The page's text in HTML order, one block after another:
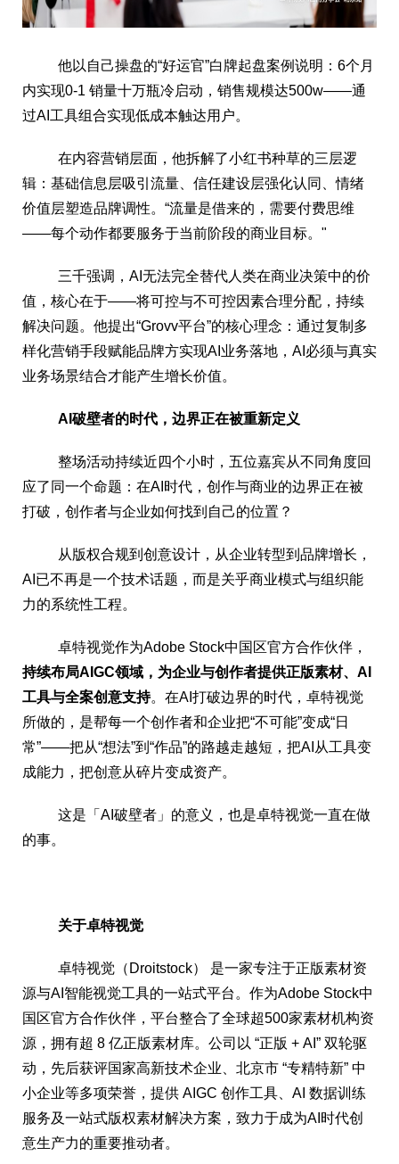
他以自己操盘的“好运官”白牌起盘案例说明：6个月
内实现0-1 销量十万瓶冷启动，销售规模达500w——通
过AI工具组合实现低成本触达用户。
在内容营销层面，他拆解了小红书种草的三层逻
辑：基础信息层吸引流量、信任建设层强化认同、情绪
价值层塑造品牌调性。“流量是借来的，需要付费思维
——每个动作都要服务于当前阶段的商业目标。"
三千强调，AI无法完全替代人类在商业决策中的价
值，核心在于——将可控与不可控因素合理分配，持续
解决问题。他提出“Grovv平台”的核心理念：通过复制多
样化营销手段赋能品牌方实现AI业务落地，AI必须与真实
业务场景结合才能产生增长价值。
AI破壁者的时代，边界正在被重新定义
整场活动持续近四个小时，五位嘉宾从不同角度回
应了同一个命题：在AI时代，创作与商业的边界正在被
打破，创作者与企业如何找到自己的位置？
从版权合规到创意设计，从企业转型到品牌增长，
AI已不再是一个技术话题，而是关乎商业模式与组织能
力的系统性工程。
卓特视觉作为Adobe Stock中国区官方合作伙伴，
持续布局AIGC领域，为企业与创作者提供正版素材、AI
工具与全案创意支持。在AI打破边界的时代，卓特视觉
所做的，是帮每一个创作者和企业把“不可能”变成“日
常”——把从“想法”到“作品”的路越走越短，把AI从工具变
成能力，把创意从碎片变成资产。
这是「AI破壁者」的意义，也是卓特视觉一直在做
的事。
关于卓特视觉
卓特视觉（Droitstock） 是一家专注于正版素材资
源与AI智能视觉工具的一站式平台。作为Adobe Stock中
国区官方合作伙伴，平台整合了全球超500家素材机构资
源，拥有超 8 亿正版素材库。公司以 “正版 + AI” 双轮驱
动，先后获评国家高新技术企业、北京市 “专精特新” 中
小企业等多项荣誉，提供 AIGC 创作工具、AI 数据训练
服务及一站式版权素材解决方案，致力于成为AI时代创
意生产力的重要推动者。